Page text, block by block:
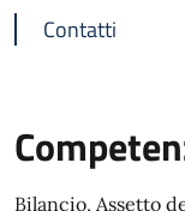
Contatti
Bilancio, Assetto